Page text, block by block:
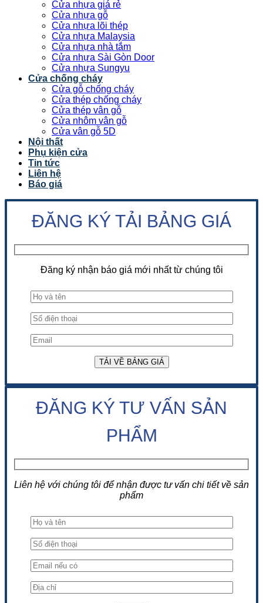
Cửa nhựa giá rẻ
Cửa nhựa gỗ
Cửa nhựa lõi thép
Cửa nhựa Malaysia
Cửa nhựa nhà tắm
Cửa nhựa Sài Gòn Door
Cửa nhựa Sungyu
Cửa chống cháy
Cửa gỗ chống cháy
Cửa thép chống cháy
Cửa thép vân gỗ
Cửa nhôm vân gỗ
Cửa vân gỗ 5D
Nội thất
Phụ kiện cửa
Tin tức
Liên hệ
Báo giá
ĐĂNG KÝ TẢI BẢNG GIÁ
Đăng ký nhận báo giá mới nhất từ chúng tôi
ĐĂNG KÝ TƯ VẤN SẢN
PHẨM
Liên hệ với chúng tôi để nhận được tư vấn chi tiết về sản
phẩm